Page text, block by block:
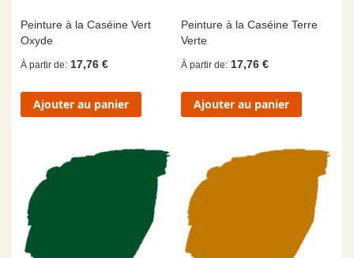
Peinture à la Caséine Vert
Oxyde
À partir de 17,76 €
Ajouter au panier
Peinture à la Caséine Terre
Verte
À partir de 17,76 €
Ajouter au panier